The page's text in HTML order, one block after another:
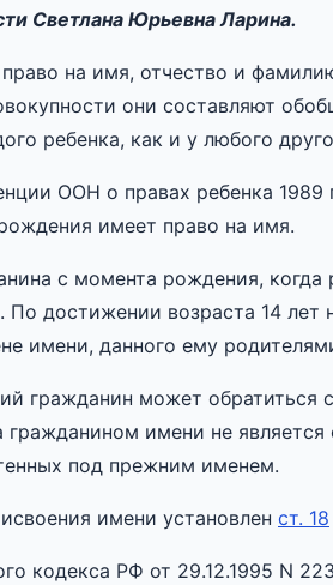
Светлана Юрьевна Ларина.
на имя, отчество и
они составляют
ребенка, как и у любого
ООН о правах ребенка 1989
имеет право на имя.
с момента рождения,
достижении возраста 14 лет
имени, данного ему
гражданин может обратиться
гражданином имени не
под прежним именем.
имени установлен ст. 18
кодекса РФ от 29.12.1995 N